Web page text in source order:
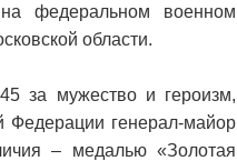
федеральном военном
области.
за мужество и героизм,
Федерации генерал-майор
– медалью «Золотая